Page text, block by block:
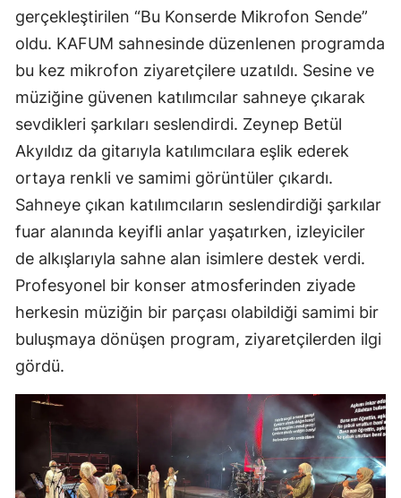
gerçekleştirilen “Bu Konserde Mikrofon Sende”
oldu. KAFUM sahnesinde düzenlenen programda
bu kez mikrofon ziyaretçilere uzatıldı. Sesine ve
müziğine güvenen katılımcılar sahneye çıkarak
sevdikleri şarkıları seslendirdi. Zeynep Betül
Akyıldız da gitarıyla katılımcılara eşlik ederek
ortaya renkli ve samimi görüntüler çıkardı.
Sahneye çıkan katılımcıların seslendirdiği şarkılar
fuar alanında keyifli anlar yaşatırken, izleyiciler
de alkışlarıyla sahne alan isimlere destek verdi.
Profesyonel bir konser atmosferinden ziyade
herkesin müziğin bir parçası olabildiği samimi bir
buluşmaya dönüşen program, ziyaretçilerden ilgi
gördü.